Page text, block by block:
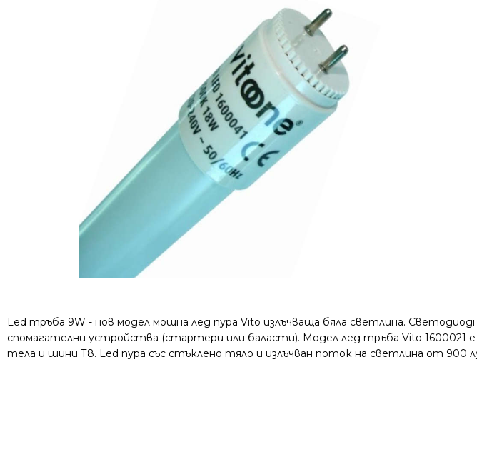
Led тръба 9W - нов модел мощна лед пура Vito излъчваща бяла светлина.
спомагателни устройства (стартери или баласти). Модел лед тръба Vito 1600021
тела и шини Т8. Led пура със стъклено тяло и излъчван поток на светлина от 900